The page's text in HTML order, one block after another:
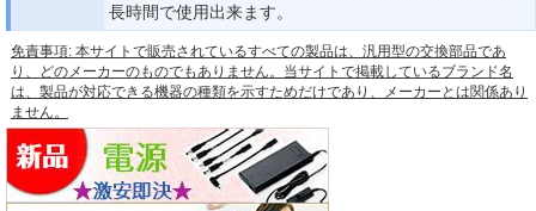
長時間で使用出来ます。
免責事項: 本サイトで販売されているすべての製品は、汎用型の交換部品であ
り、どのメーカーのものでもありません。当サイトで掲載しているブランド名
は、製品が対応できる機器の種類を示すためだけであり、メーカーとは関係あり
ません。